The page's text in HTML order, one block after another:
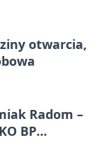
otwarcia,
Radom –
BP
zwycięstwo